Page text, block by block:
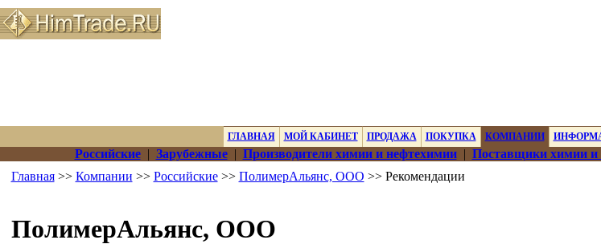
ГЛАВНАЯ МОЙ КАБИНЕТ ПРОДАЖА ПОКУПКА КОМПАНИИ
Российские| Зарубежные| Производители химии и нефтехимии| Поставщики химии и
Главная>> Компании >> Российские>> ПолимерАльянс, ООО >> Рекомендации
ПолимерАльянс, ООО